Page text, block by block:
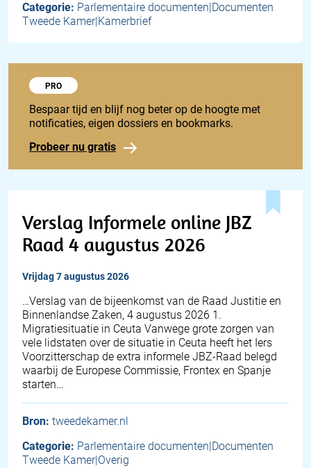
Categorie: Parlementaire documenten|Documenten
Tweede Kamer|Kamerbrief
Probeer 1848 Pro
PRO
Bespaar tijd en blijf nog beter op de hoogte met
notificaties, eigen dossiers en bookmarks.
Probeer nu gratis
Verslag Informele online JBZ
Raad 4 augustus 2026
vrijdag 7 augustus 2026
… Verslag van de bijeenkomst van de Raad Justitie en
Binnenlandse Zaken, 4 augustus 2026 1.
Migratiesituatie in Ceuta Vanwege grote zorgen van
vele lidstaten over de situatie in Ceuta heeft het Iers
Voorzitterschap de extra informele JBZ-Raad belegd
waarbij de Europese Commissie, Frontex en Spanje
starten…
Bron: tweedekamer.nl
Categorie: Parlementaire documenten|Documenten
Tweede Kamer|Overig